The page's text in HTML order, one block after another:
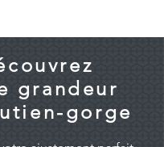
grandeur
gorge